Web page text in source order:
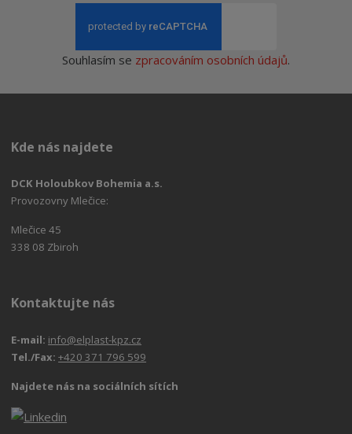
Souhlasím se zpracováním osobních údajů.
Kde nás najdete
DCK Holoubkov Bohemia a.s.
Provozovny Mlečice:
Mlečice 45
338 08 Zbiroh
Kontaktujte nás
E-mail: info@elplast-kpz.cz
Tel./Fax:+420 371 796 599
Najdete nás na sociálních sítích